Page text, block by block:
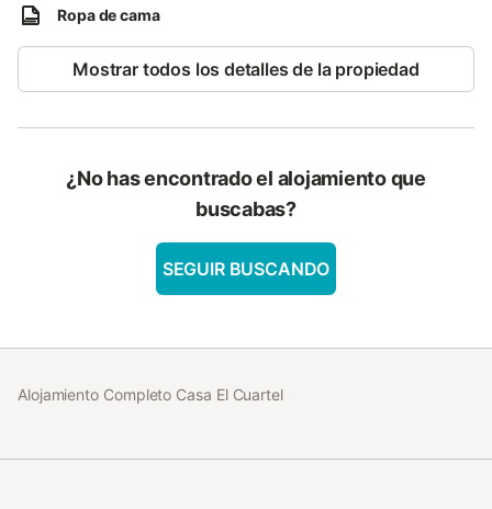
Ropa de cama
Mostrar todos los detalles de la propiedad
¿No has encontrado el alojamiento que
buscabas?
SEGUIR BUSCANDO
Alojamiento Completo Casa El Cuartel